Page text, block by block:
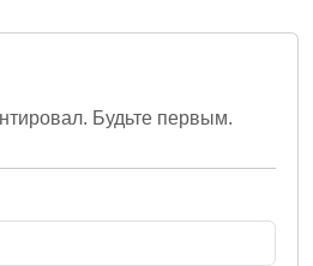
Будьте первым.